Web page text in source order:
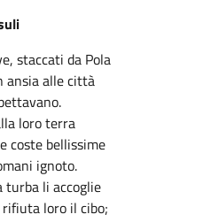
staccati da Pola
ansia alle città
loro terra
coste bellissime
ignoto.
turba li accoglie
loro il cibo;